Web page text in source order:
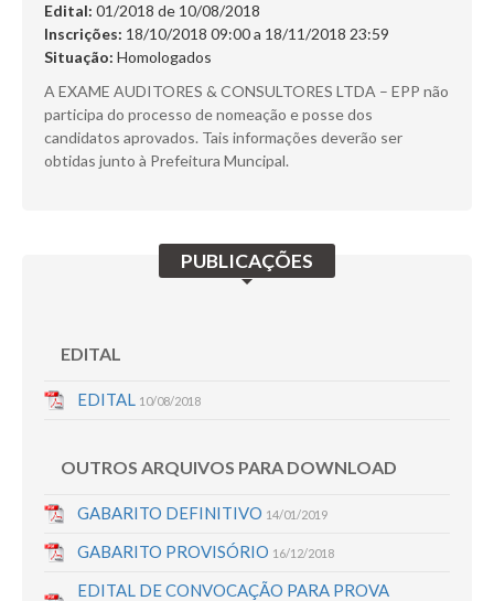
DÚVIDAS
CERTIFICADO
FALE CONOSCO
Edital: 01/2018 de 10/08/2018
Inscrições: 18/10/2018 09:00 a 18/11/2018 23:59
Situação: Homologados
A EXAME AUDITORES & CONSULTORES LTDA – EPP não
participa do processo de nomeação e posse dos
candidatos aprovados. Tais informações deverão ser
obtidas junto à Prefeitura Muncipal.
PUBLICAÇÕES
EDITAL
EDITAL 10/08/2018
OUTROS ARQUIVOS PARA DOWNLOAD
GABARITO DEFINITIVO 14/01/2019
GABARITO PROVISÓRIO 16/12/2018
EDITAL DE CONVOCAÇÃO PARA PROVA